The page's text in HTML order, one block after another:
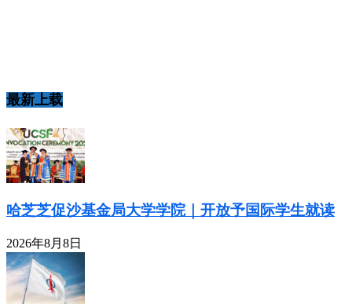
最新上载
哈芝芝促沙基金局大学学院｜开放予国际学生就读
2026年8月8日